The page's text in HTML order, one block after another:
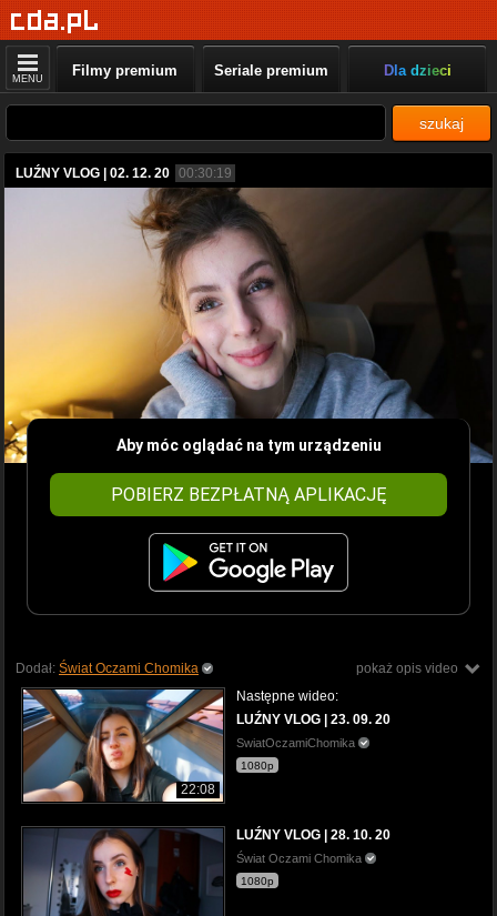
MENU Filmy premium Seriale premium Dla dzieci
szukaj
LUŹNY VLOG | 02. 12. 20 00:30:19
Aby móc oglądać na tym urządzeniu
POBIERZ BEZPŁATNĄ APLIKACJĘ
pokaż opis video
Dodał: Świat Oczami Chomika
22:08
Następne wideo:
LUŹNY VLOG | 23. 09. 20
SwiatOczamiChomika
1080p
LUŹNY VLOG | 28. 10. 20
Świat Oczami Chomika
1080p